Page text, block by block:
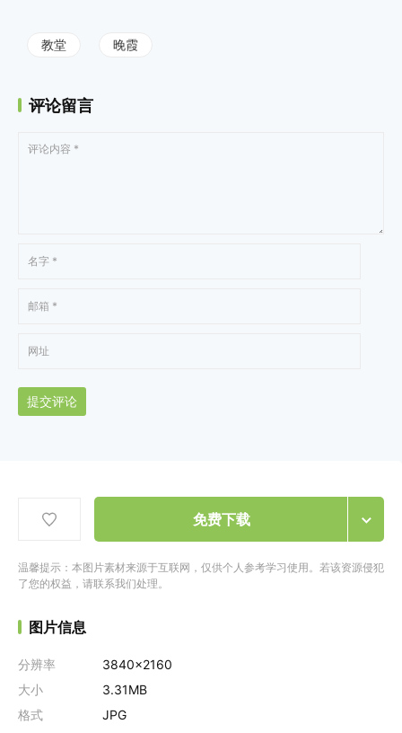
教堂 晚霞
评论留言
提交评论
免费下载
温馨提示：本图片素材来源于互联网，仅供个人参考学习使用。若该资源侵犯
了您的权益，请联系我们处理。
图片信息
分辨率
3840x2160
大小
3.31MB
格式
JPG